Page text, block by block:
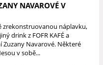
NAVAROVÉ V
zrekonstruovanou náplavku,
drink z FOFR KAFÉ a
Zuzany Navarové. Některé
v sobě...